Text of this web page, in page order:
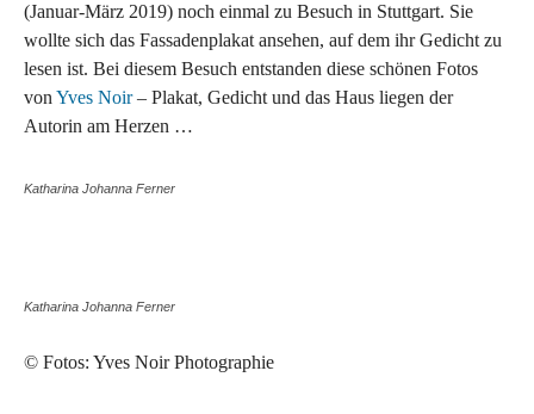
(Januar-März 2019) noch einmal zu Besuch in Stuttgart. Sie
wollte sich das Fassadenplakat ansehen, auf dem ihr Gedicht zu
lesen ist. Bei diesem Besuch entstanden diese schönen Fotos
von Yves Noir– Plakat, Gedicht und das Haus liegen der
Autorin am Herzen …
Katharina Johanna Ferner
Katharina Johanna Ferner
© Fotos: Yves Noir Photographie